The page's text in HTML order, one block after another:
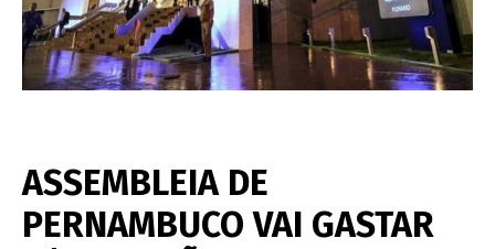
ASSEMBLEIA DE
PERNAMBUCO VAI GASTAR